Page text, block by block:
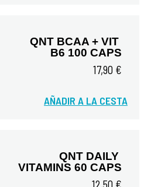
QNT BCAA + VIT
B6 100 CAPS
17,90 €
AÑADIR A LA CESTA
QNT DAILY
VITAMINS 60 CAPS